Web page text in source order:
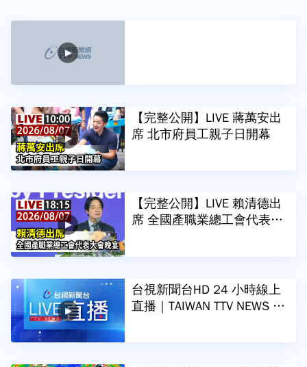
【完整公開】LIVE 蔣萬安出
席 北市府員工親子日開幕
【完整公開】LIVE 賴清德出
席 全國產職業總工會代表大
台視新聞台HD 24 小時線上
直播｜TAIWAN TTV NEWS H